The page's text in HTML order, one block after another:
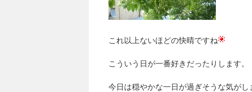
ッ
これ以上ないほどの快晴ですね
こういう日が一番好きだったりします。
今日は穏やかな一日が過ぎそうな気がし